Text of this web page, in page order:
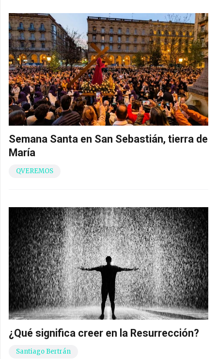
Semana Santa en San Sebastián, tierra de
María
QVEREMOS
¿Qué significa creer en la Resurrección?
Santiago Bertrán